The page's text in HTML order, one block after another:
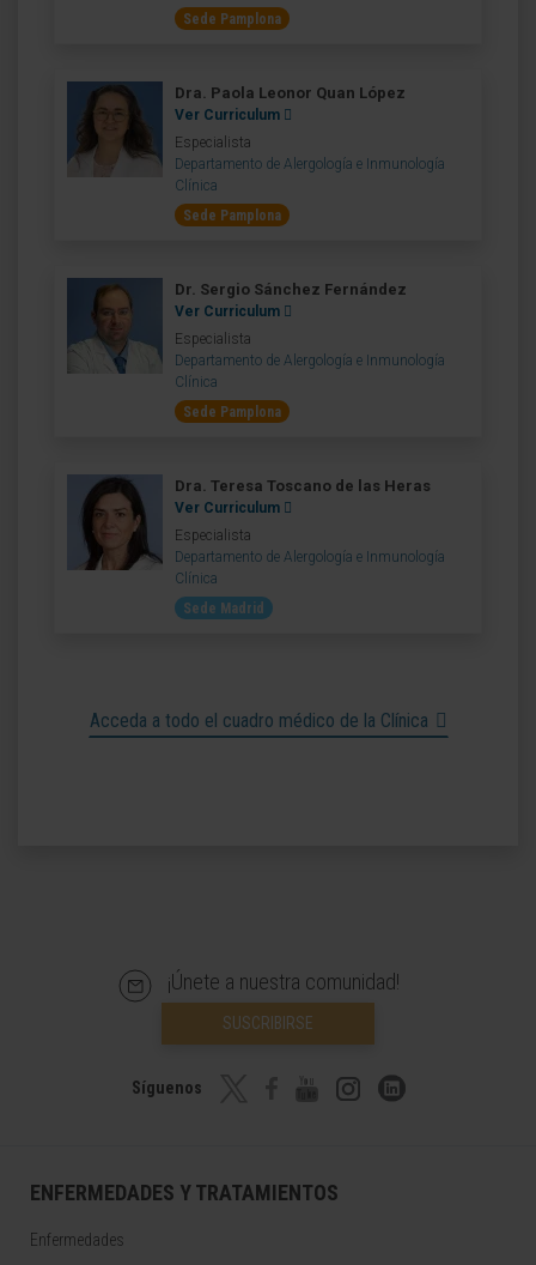
Sede Pamplona
Dra. Paola Leonor Quan López
Ver Curriculum
Especialista
Departamento de Alergología e Inmunología
Clínica
Sede Pamplona
Dr. Sergio Sánchez Fernández
Ver Curriculum
Especialista
Departamento de Alergología e Inmunología
Clínica
Sede Pamplona
Dra. Teresa Toscano de las Heras
Ver Curriculum
Especialista
Departamento de Alergología e Inmunología
Clínica
Sede Madrid
Acceda a todo el cuadro médico de la Clínica
¡Únete a nuestra comunidad!
SUSCRIBIRSE
Síguenos
ENFERMEDADES Y TRATAMIENTOS
Enfermedades